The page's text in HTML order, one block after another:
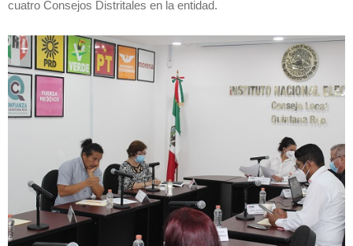
cuatro Consejos Distritales en la entidad.